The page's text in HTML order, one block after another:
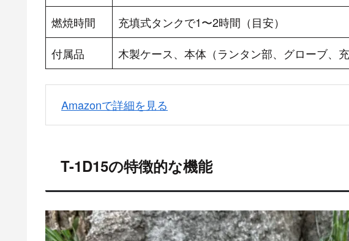
燃焼時間
充填式タンクで1〜2時間（目安）
付属品
木製ケース、本体（ランタン部、グローブ、
Amazonで詳細を見る
T-1D15の特徴的な機能